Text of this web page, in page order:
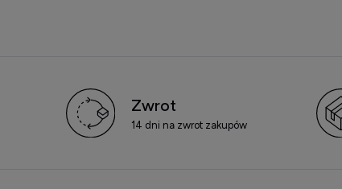
Zwrot
14 dni na zwrot zakupów